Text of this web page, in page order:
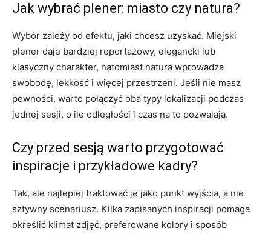
Jak wybrać plener: miasto czy natura?
Wybór zależy od efektu, jaki chcesz uzyskać. Miejski
plener daje bardziej reportażowy, elegancki lub
klasyczny charakter, natomiast natura wprowadza
swobodę, lekkość i więcej przestrzeni. Jeśli nie masz
pewności, warto połączyć oba typy lokalizacji podczas
jednej sesji, o ile odległości i czas na to pozwalają.
Czy przed sesją warto przygotować
inspiracje i przykładowe kadry?
Tak, ale najlepiej traktować je jako punkt wyjścia, a nie
sztywny scenariusz. Kilka zapisanych inspiracji pomaga
określić klimat zdjęć, preferowane kolory i sposób